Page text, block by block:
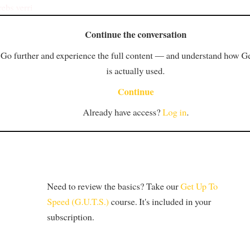
Continue the conversation
Go further and experience the full content — and understand how
is actually used.
Continue
Already have access?Log in.
Need to review the basics? Take ourGet Up To
Speed (G.U.T.S.) course. It's included in your
subscription.